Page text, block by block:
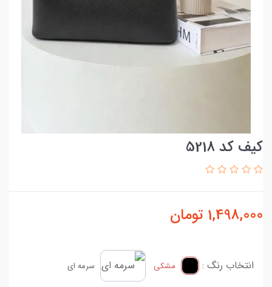
کیف کد 5218
1,498,000 تومان
انتخاب رنگ : مشکی سرمه ای